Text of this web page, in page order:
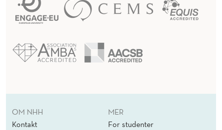
OM NHH
Kontakt
MER
For studenter